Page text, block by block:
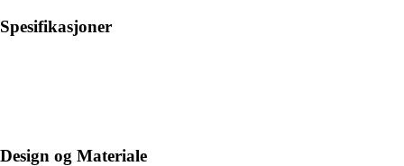
Spesifikasjoner
Design og Materiale